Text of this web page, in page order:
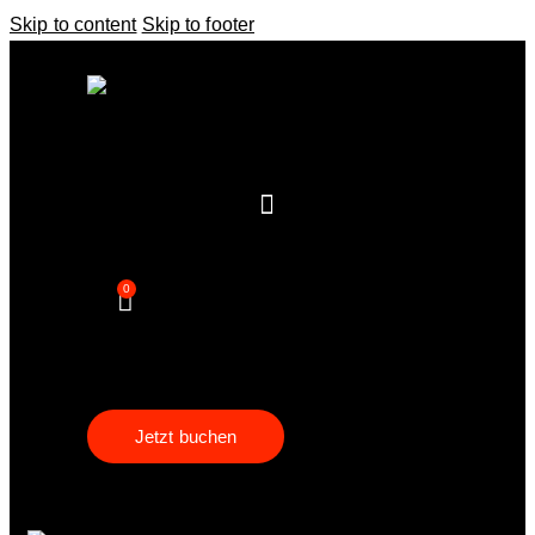
Skip to content Skip to footer
0
Jetzt buchen